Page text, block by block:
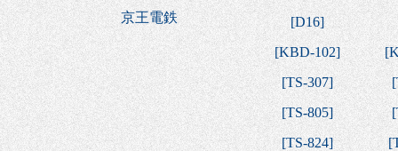
京王電鉄
[D16]
[KBD-102] [
[TS-307] [
[TS-805] [
[TS-824] [